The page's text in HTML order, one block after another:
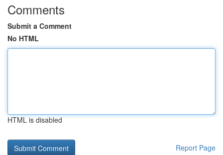
Comments
Submit a Comment
No HTML
HTML is disabled
Report Page